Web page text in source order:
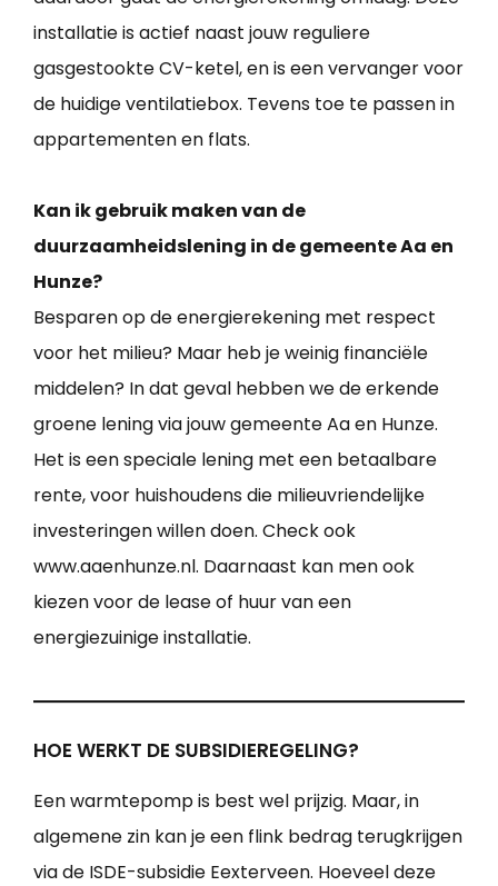
installatie is actief naast jouw reguliere
gasgestookte CV-ketel, en is een vervanger voor
de huidige ventilatiebox. Tevens toe te passen in
appartementen en flats.
Kan ik gebruik maken van de
duurzaamheidslening in de gemeente Aa en
Hunze?
Besparen op de energierekening met respect
voor het milieu? Maar heb je weinig financiële
middelen? In dat geval hebben we de erkende
groene lening via jouw gemeente Aa en Hunze.
Het is een speciale lening met een betaalbare
rente, voor huishoudens die milieuvriendelijke
investeringen willen doen. Check ook
www.aaenhunze.nl. Daarnaast kan men ook
kiezen voor de lease of huur van een
energiezuinige installatie.
HOE WERKT DE SUBSIDIEREGELING?
Een warmtepomp is best wel prijzig. Maar, in
algemene zin kan je een flink bedrag terugkrijgen
via de ISDE-subsidie Eexterveen. Hoeveel deze